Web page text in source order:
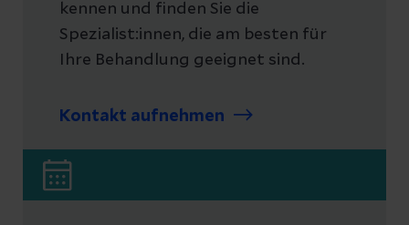
kennen und finden Sie die
Spezialist:innen, die am besten für
Ihre Behandlung geeignet sind.
Kontakt aufnehmen